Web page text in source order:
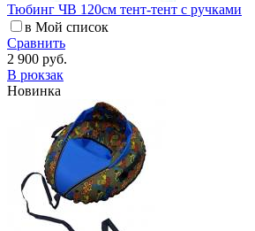
Тюбинг ЧВ 120см тент-тент с ручками
в Мой список
Сравнить
2 900 руб.
В рюкзак
Новинка